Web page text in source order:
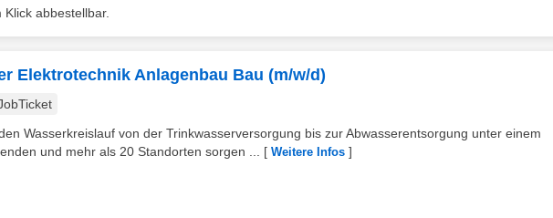
abbestellbar.
Elektrotechnik Anlagenbau Bau (m/w/d)
Wasserkreislauf von der Trinkwasserversorgung bis zur Abwasserentsorgung unter einem
und mehr als 20 Standorten sorgen ...
[ Weitere Infos ]